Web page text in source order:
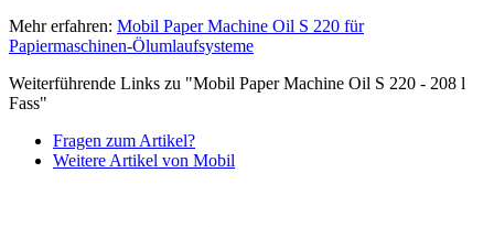
Mehr erfahren: Mobil Paper Machine Oil S 220 für
Papiermaschinen-Ölumlaufsysteme
Weiterführende Links zu "Mobil Paper Machine Oil S 220 - 208 l
Fass"
Fragen zum Artikel?
Weitere Artikel von Mobil